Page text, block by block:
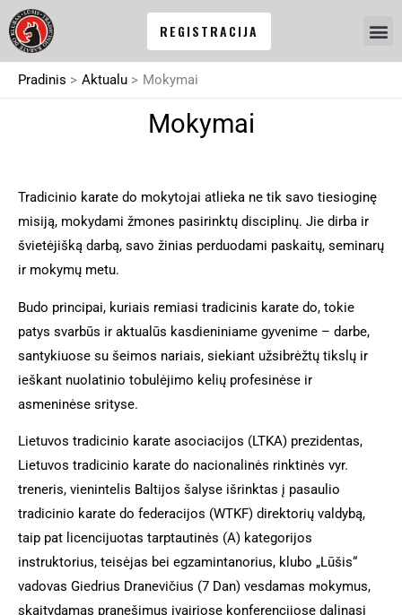
Pereiti
prie
turinio
REGISTRACIJA
Pradinis Aktualu Mokymai
Mokymai
Tradicinio karate do mokytojai atlieka ne tik savo tiesioginę
misiją, mokydami žmones pasirinktų disciplinų. Jie dirba ir
švietėjišką darbą, savo žinias perduodami paskaitų, seminarų
ir mokymų metu.
Budo principai, kuriais remiasi tradicinis karate do, tokie
patys svarbūs ir aktualūs kasdieniniame gyvenime – darbe,
santykiuose su šeimos nariais, siekiant užsibrėžtų tikslų ir
ieškant nuolatinio tobulėjimo kelių profesinėse ir
asmeninėse srityse.
Lietuvos tradicinio karate asociacijos (LTKA) prezidentas,
Lietuvos tradicinio karate do nacionalinės rinktinės vyr.
treneris, vienintelis Baltijos šalyse išrinktas į pasaulio
tradicinio karate do federacijos (WTKF) direktorių valdybą,
taip pat licencijuotas tarptautinės (A) kategorijos
instruktorius, teisėjas bei egzamintanorius, klubo „Lūšis“
vadovas Giedrius Dranevičius (7 Dan) vesdamas mokymus,
skaitydamas pranešimus įvairiose konferencijose dalinasi